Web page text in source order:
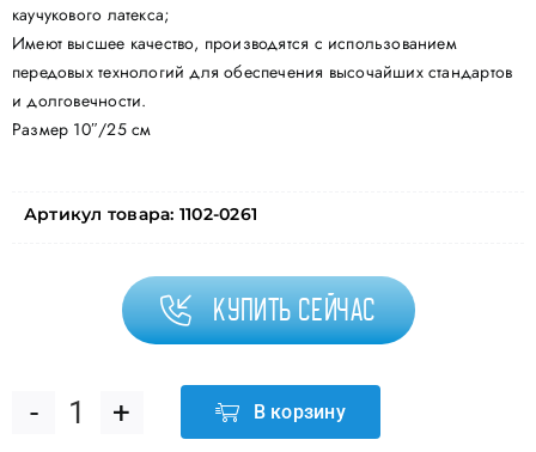
каучукового латекса;
Имеют высшее качество, производятся с использованием
передовых технологий для обеспечения высочайших стандартов
и долговечности.
Размер 10″/25 см
Артикул товара: 1102-0261
Купить сейчас
Количество
В корзину